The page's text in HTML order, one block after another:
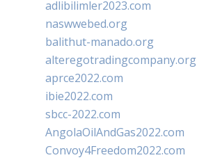
adlibilimler2023.com
naswwebed.org
balithut-manado.org
alteregotradingcompany.org
aprce2022.com
ibie2022.com
sbcc-2022.com
AngolaOilAndGas2022.com
Convoy4Freedom2022.com